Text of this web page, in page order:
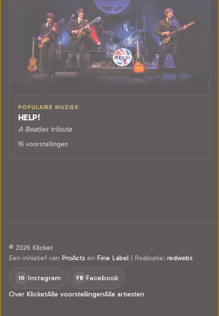
POPULAIRE MUZIEK
HELP!
A Beatles tribute
16 voorstellingen
© 2026 Klicket
Een initiatief van ProActs en Fine Label | Realisatie: redwebs
IG Instagram FB Facebook
Over KlicketAlle voorstellingenAlle artiesten